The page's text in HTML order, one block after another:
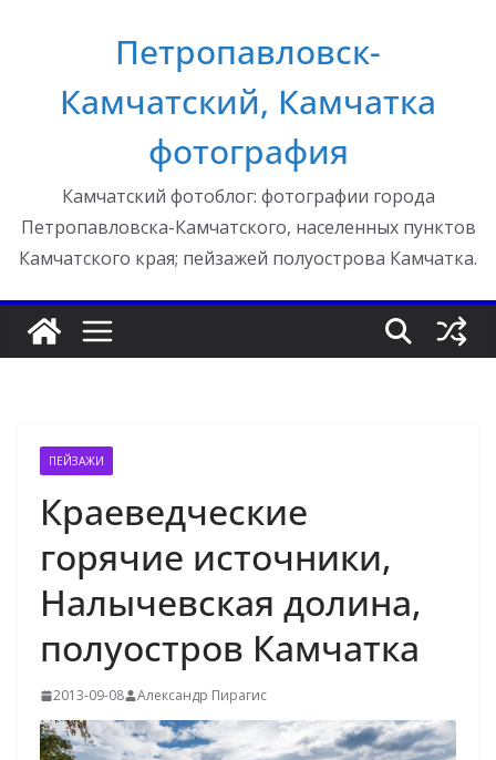
Петропавловск-
Камчатский, Камчатка
фотография
Камчатский фотоблог: фотографии города
Петропавловска-Камчатского, населенных пунктов
Камчатского края; пейзажей полуострова Камчатка.
ПЕЙЗАЖИ
Краеведческие
горячие источники,
Налычевская долина,
полуостров Камчатка
2013-09-08 Александр Пирагис